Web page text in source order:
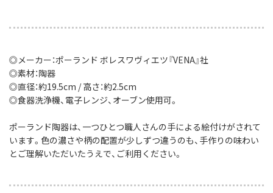
◎メーカー：ポーランド ボレスワヴィエツ『VENA』社
◎素材：陶器
◎直径：約19.5cm / 高さ：約2.5cm
◎食器洗浄機、電子レンジ、オーブン使用可。
ポーランド陶器は、一つひとつ職人さんの手による絵付けがされて
います。色の濃さや柄の配置が少しずつ違うのも、手作りの味わい
とご理解いただいたうえで、ご利用ください。